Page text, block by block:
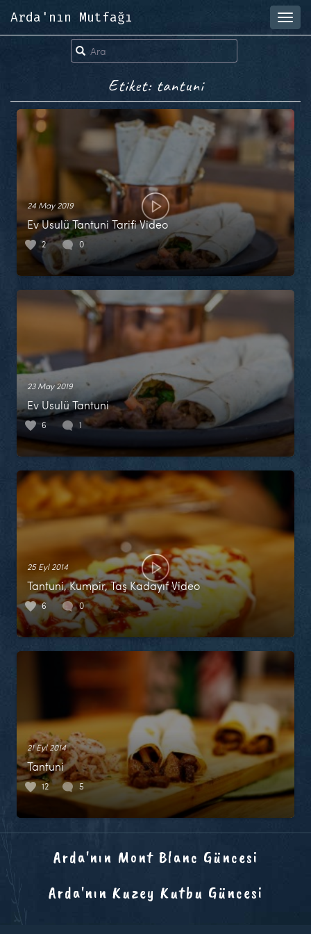
Arda'nın Mutfağı
Etiket: tantuni
24 May 2019
Ev Usulü Tantuni Tarifi Video
2 0
23 May 2019
Ev Usulü Tantuni
6 1
25 Eyl 2014
Tantuni, Kumpir, Taş Kadayıf Video
6 0
21 Eyl 2014
Tantuni
12 5
Arda'nın Mont Blanc Güncesi
Arda'nın Kuzey Kutbu Güncesi